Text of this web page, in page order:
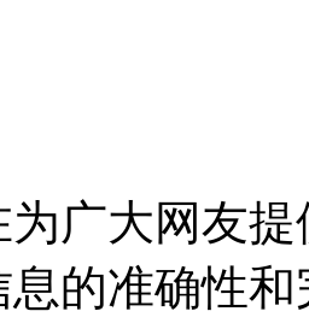
广大网友
的准确性